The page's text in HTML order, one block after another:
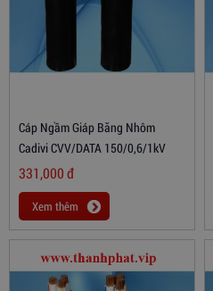
Cáp Ngầm Giáp Băng Nhôm
Cadivi CVV/DATA 150/0,6/1kV
331,000đ
Xem thêm